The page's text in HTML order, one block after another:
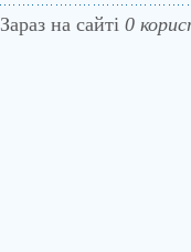
Зараз на сайті 0